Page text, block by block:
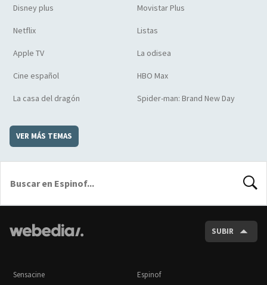
Disney plus Movistar Plus
Netflix Listas
Apple TV La odisea
Cine español HBO Max
La casa del dragón Spider-man: Brand New Day
VER MÁS TEMAS
SUBIR
Sensacine Espinof